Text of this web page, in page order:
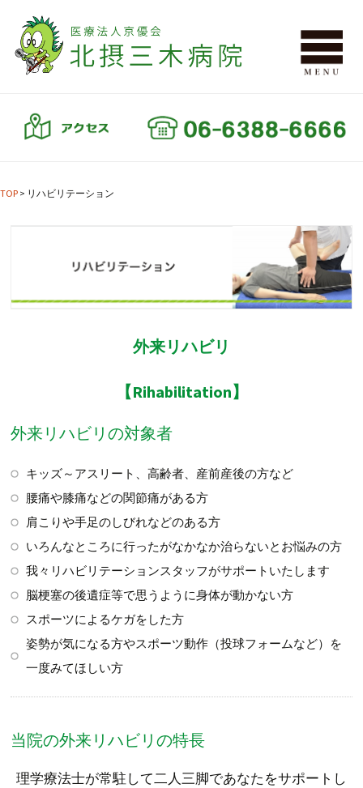
TOP > リハビリテーション
外来リハビリ
【Rihabilitation】
外来リハビリの対象者
キッズ～アスリート、高齢者、産前産後の方など
腰痛や膝痛などの関節痛がある方
肩こりや手足のしびれなどのある方
いろんなところに行ったがなかなか治らないとお悩みの方
我々リハビリテーションスタッフがサポートいたします
脳梗塞の後遺症等で思うように身体が動かない方
スポーツによるケガをした方
姿勢が気になる方やスポーツ動作（投球フォームなど）を
一度みてほしい方
当院の外来リハビリの特長
理学療法士が常駐して二人三脚であなたをサポートし